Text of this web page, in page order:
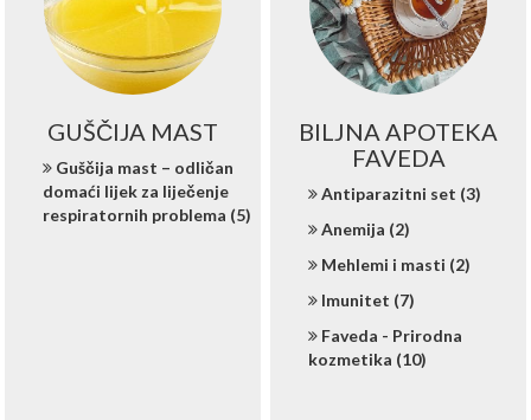
GUŠČIJA MAST
Guščija mast – odličan
domaći lijek za liječenje
respiratornih problema (5)
BILJNA APOTEKA
FAVEDA
Antiparazitni set (3)
Anemija (2)
Mehlemi i masti (2)
Imunitet (7)
Faveda - Prirodna
kozmetika (10)